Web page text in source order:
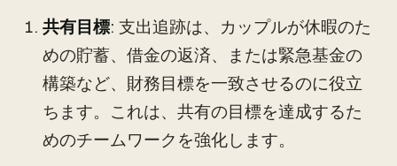
共有目標: 支出追跡は、カップルが休暇のた
めの貯蓄、借金の返済、または緊急基金の
構築など、財務目標を一致させるのに役立
ちます。これは、共有の目標を達成するた
めのチームワークを強化します。